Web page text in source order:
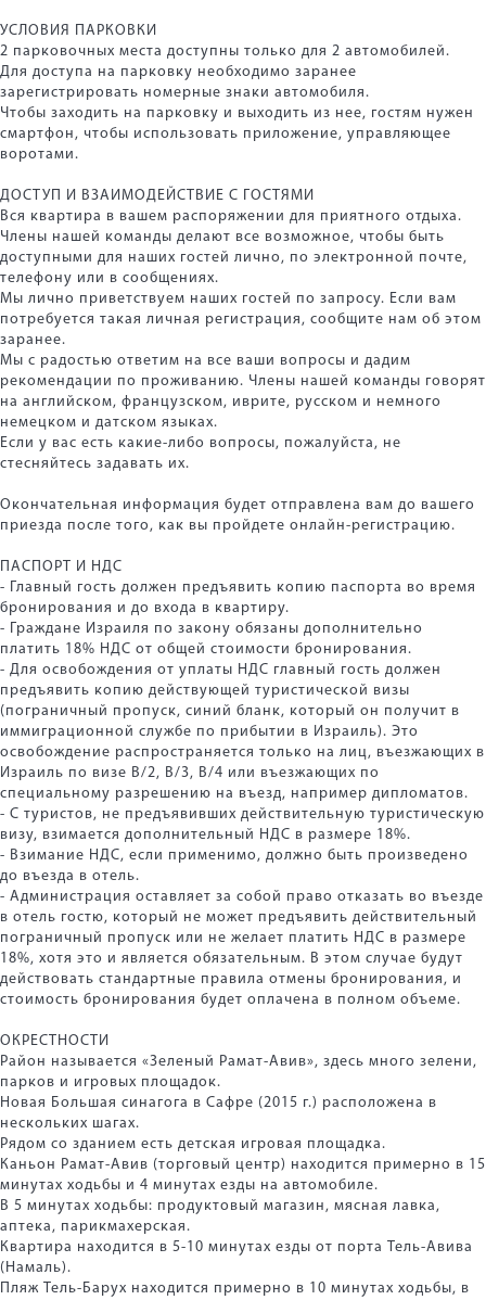
УСЛОВИЯ ПАРКОВКИ
2 парковочных места доступны только для 2 автомобилей.
Для доступа на парковку необходимо заранее
зарегистрировать номерные знаки автомобиля.
Чтобы заходить на парковку и выходить из нее, гостям нужен
смартфон, чтобы использовать приложение, управляющее
воротами.
ДОСТУП И ВЗАИМОДЕЙСТВИЕ С ГОСТЯМИ
Вся квартира в вашем распоряжении для приятного отдыха.
Члены нашей команды делают все возможное, чтобы быть
доступными для наших гостей лично, по электронной почте,
телефону или в сообщениях.
Мы лично приветствуем наших гостей по запросу. Если вам
потребуется такая личная регистрация, сообщите нам об этом
заранее.
Мы с радостью ответим на все ваши вопросы и дадим
рекомендации по проживанию. Члены нашей команды говорят
на английском, французском, иврите, русском и немного
немецком и датском языках.
Если у вас есть какие-либо вопросы, пожалуйста, не
стесняйтесь задавать их.
Окончательная информация будет отправлена вам до вашего
приезда после того, как вы пройдете онлайн-регистрацию.
ПАСПОРТ И НДС
- Главный гость должен предъявить копию паспорта во время
бронирования и до входа в квартиру.
- Граждане Израиля по закону обязаны дополнительно
платить 18% НДС от общей стоимости бронирования.
- Для освобождения от уплаты НДС главный гость должен
предъявить копию действующей туристической визы
(пограничный пропуск, синий бланк, который он получит в
иммиграционной службе по прибытии в Израиль). Это
освобождение распространяется только на лиц, въезжающих в
Израиль по визе B/2, B/3, B/4 или въезжающих по
специальному разрешению на въезд, например дипломатов.
- С туристов, не предъявивших действительную туристическую
визу, взимается дополнительный НДС в размере 18%.
- Взимание НДС, если применимо, должно быть произведено
до въезда в отель.
- Администрация оставляет за собой право отказать во въезде
в отель гостю, который не может предъявить действительный
пограничный пропуск или не желает платить НДС в размере
18%, хотя это и является обязательным. В этом случае будут
действовать стандартные правила отмены бронирования, и
стоимость бронирования будет оплачена в полном объеме.
ОКРЕСТНОСТИ
Район называется «Зеленый Рамат-Авив», здесь много зелени,
парков и игровых площадок.
Новая Большая синагога в Сафре (2015 г.) расположена в
нескольких шагах.
Рядом со зданием есть детская игровая площадка.
Каньон Рамат-Авив (торговый центр) находится примерно в 15
минутах ходьбы и 4 минутах езды на автомобиле.
В 5 минутах ходьбы: продуктовый магазин, мясная лавка,
аптека, парикмахерская.
Квартира находится в 5-10 минутах езды от порта Тель-Авива
(Намаль).
Пляж Тель-Барух находится примерно в 10 минутах ходьбы, в